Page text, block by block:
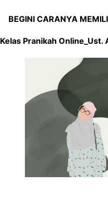
BEGINI CARANYA
_Kelas Pranikah Online_Ust.